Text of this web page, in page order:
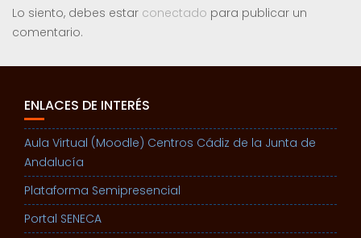
Lo siento, debes estar conectado para publicar un
comentario.
ENLACES DE INTERÉS
Aula Virtual (Moodle) Centros Cádiz de la Junta de
Andalucía
Plataforma Semipresencial
Portal SENECA